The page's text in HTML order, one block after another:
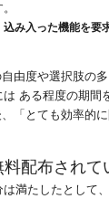
込み入った機能を要
由度や選択肢の
ある程度の期間
「とても効率的
配布され
満たしたとして、